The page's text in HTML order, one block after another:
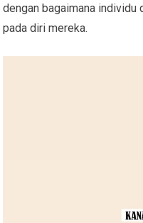
dengan bagaimana individu
pada diri mereka.